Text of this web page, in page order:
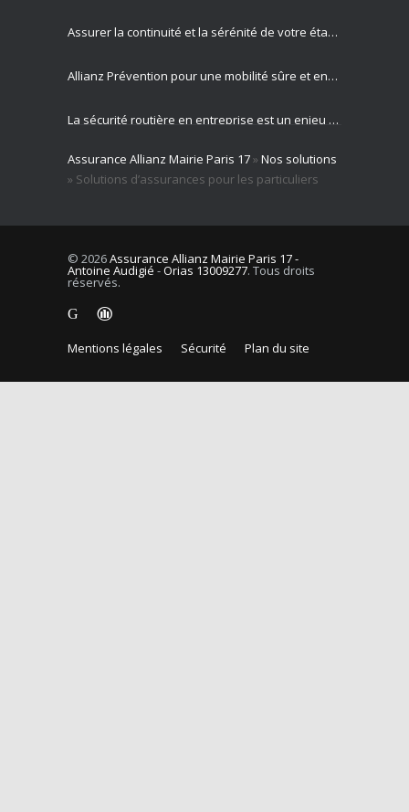
Assurer la continuité et la sérénité de votre établissement privé
Allianz Prévention pour une mobilité sûre et engagement sociétal
La sécurité routière en entreprise est un enjeu majeur pour votre activité professionnelle
Allianz est votre partenaire expert en gestion des risques routiers
Assurance Allianz Mairie Paris 17» Nos solutions
» Solutions d’assurances pour les particuliers
© 2026Assurance Allianz Mairie Paris 17 -
Antoine Audigié -Orias 13009277. Tous droits
réservés.
Mentions légales Sécurité Plan du site